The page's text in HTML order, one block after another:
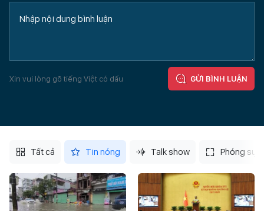
Xin vui lòng gõ tiếng Việt có dấu GỬI BÌNH LUẬN
Tất cả Tin nóng Talk show Phóng sự